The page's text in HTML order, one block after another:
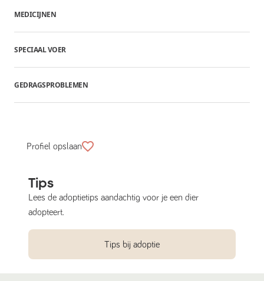
MEDICIJNEN
SPECIAAL VOER
GEDRAGSPROBLEMEN
Profiel opslaan
Tips
Lees de adoptietips aandachtig voor je een dier
adopteert.
Tips bij adoptie